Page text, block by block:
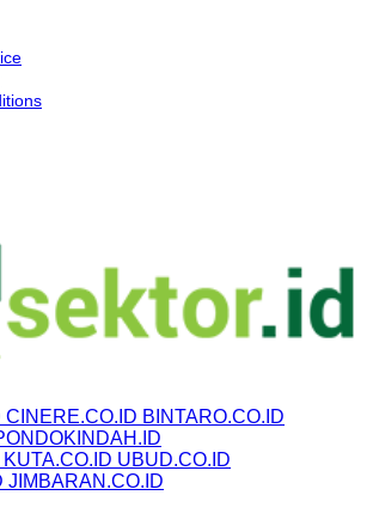
CINERE.CO.ID BINTARO.CO.ID
KUTA.CO.ID UBUD.CO.ID
JIMBARAN.CO.ID